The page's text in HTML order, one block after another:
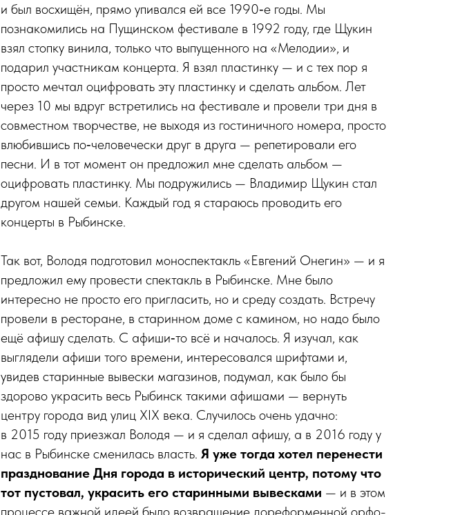
и был восхищён, прямо упивался ей все 1990‑е годы. Мы
познакомились на Пущинском фестивале в 1992 году, где Щукин
взял стопку винила, только что выпущенного на «Мелодии», и
подарил участникам концерта. Я взял пластинку — и с тех пор я
просто мечтал оцифровать эту пластинку и сделать альбом. Лет
через 10 мы вдруг встретились на фестивале и провели три дня в
совместном творчестве, не выходя из гостиничного номера, просто
влюбившись по‑человечески друг в друга — репетировали его
песни. И в тот момент он предложил мне сделать альбом —
оцифровать пластинку. Мы подружились — Владимир Щукин стал
другом нашей семьи. Каждый год я стараюсь проводить его
концерты в Рыбинске.
Так вот, Володя подготовил моноспектакль «Евгений Онегин» — и я
предложил ему провести спектакль в Рыбинске. Мне было
интересно не просто его пригласить, но и среду создать. Встречу
провели в ресторане, в старинном доме с камином, но надо было
ещё афишу сделать. С афиши‑то всё и началось. Я изучал, как
выглядели афиши того времени, интересовался шрифтами и,
увидев старинные вывески магазинов, подумал, как было бы
здорово украсить весь Рыбинск такими афишами — вернуть
центру города вид улиц XIX века. Случилось очень удачно:
в 2015 году приезжал Володя — и я сделал афишу, а в 2016 году у
нас в Рыбинске сменилась власть. Я уже тогда хотел перенести
празднование Дня города в исторический центр, потому что
тот пустовал, украсить его старинными вывесками — и в этом
процессе ­важной идеей было возвращение дореформенной орфо­